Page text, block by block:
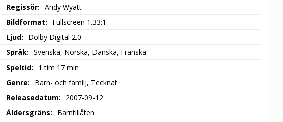
Regissör
Andy Wyatt
Bildformat
Fullscreen 1.33:1
Ljud
Dolby Digital 2.0
Språk
Svenska, Norska, Danska, Franska
Speltid
1 tim 17 min
Genre
Barn- och familj, Tecknat
Releasedatum
2007-09-12
Åldersgräns
Barntillåten